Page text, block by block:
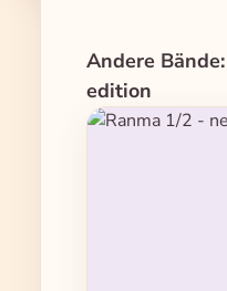
Produktgalerie
Andere
edition